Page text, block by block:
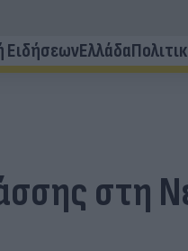
ΕιδήσεωνΕλλάδα
στη